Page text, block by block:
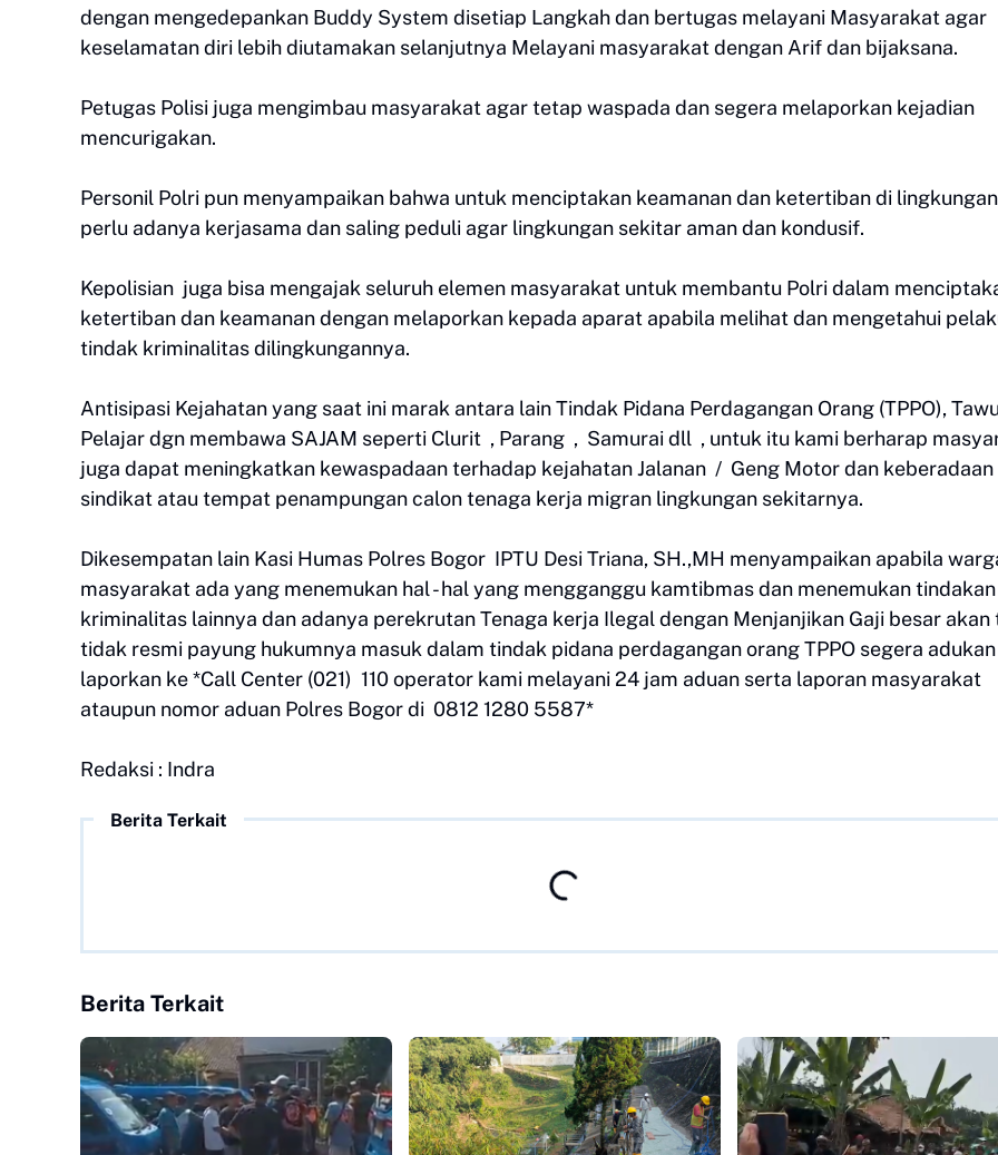
dengan mengedepankan Buddy System disetiap Langkah dan bertugas melayani Masyarakat agar
keselamatan diri lebih diutamakan selanjutnya Melayani masyarakat dengan Arif dan bijaksana.
Petugas Polisi juga mengimbau masyarakat agar tetap waspada dan segera melaporkan kejadian
mencurigakan.
Personil Polri pun menyampaikan bahwa untuk menciptakan keamanan dan ketertiban di lingkungan
perlu adanya kerjasama dan saling peduli agar lingkungan sekitar aman dan kondusif.
Kepolisian juga bisa mengajak seluruh elemen masyarakat untuk membantu Polri dalam
ketertiban dan keamanan dengan melaporkan kepada aparat apabila melihat dan mengetahui
tindak kriminalitas dilingkungannya.
Antisipasi Kejahatan yang saat ini marak antara lain Tindak Pidana Perdagangan Orang (TPPO),
Pelajar dgn membawa SAJAM seperti Clurit , Parang , Samurai dll , untuk itu kami berharap
juga dapat meningkatkan kewaspadaan terhadap kejahatan Jalanan / Geng Motor dan keberadaan
sindikat atau tempat penampungan calon tenaga kerja migran lingkungan sekitarnya.
Dikesempatan lain Kasi Humas Polres Bogor IPTU Desi Triana, SH.,MH menyampaikan apabila
masyarakat ada yang menemukan hal - hal yang mengganggu kamtibmas dan menemukan tindakan
kriminalitas lainnya dan adanya perekrutan Tenaga kerja Ilegal dengan Menjanjikan Gaji besar akan
tidak resmi payung hukumnya masuk dalam tindak pidana perdagangan orang TPPO segera adukan
laporkan ke *Call Center (021) 110 operator kami melayani 24 jam aduan serta laporan masyarakat
ataupun nomor aduan Polres Bogor di 0812 1280 5587*
Redaksi : Indra
Berita Terkait
Berita Terkait